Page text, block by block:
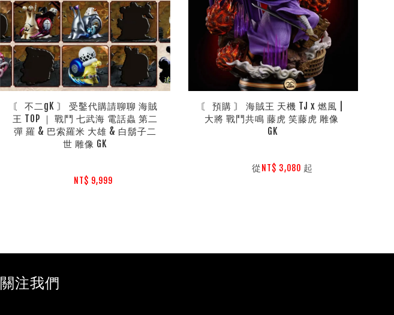
〘 不二gK 〙 受鑿代購請聊聊 海賊
王 TOP ｜ 戰鬥 七武海 電話蟲 第二
彈 羅 & 巴索羅米 大雄 & 白鬍子二
世 雕像 GK
NT$ 9,999
〘 預購 〙 海賊王 天機 TJ x 燃風 |
大將 戰鬥共鳴 藤虎 笑藤虎 雕像
GK
        從
NT$ 3,080 起
關注我們